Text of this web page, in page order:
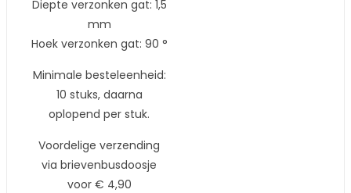
Diepte verzonken gat: 1,5
mm
Hoek verzonken gat: 90 °
Minimale besteleenheid:
10 stuks, daarna
oplopend per stuk.
Voordelige verzending
via brievenbusdoosje
voor € 4,90